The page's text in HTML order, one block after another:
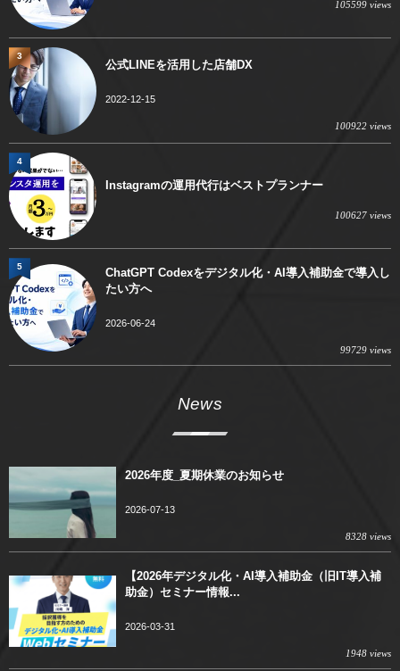
105599 views
公式LINEを活用した店舗DX
2022-12-15
100922 views
3
Instagramの運用代行はベストプランナー
100627 views
4
ChatGPT Codexをデジタル化・AI導入補助金で導入し
たい方へ
2026-06-24
99729 views
5
News
2026年度_夏期休業のお知らせ
2026-07-13
8328 views
【2026年デジタル化・AI導入補助金（旧IT導入補
助金）セミナー情報...
2026-03-31
1948 views